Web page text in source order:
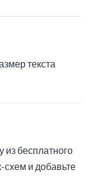
текста
из бесплатного
схем и добавьте